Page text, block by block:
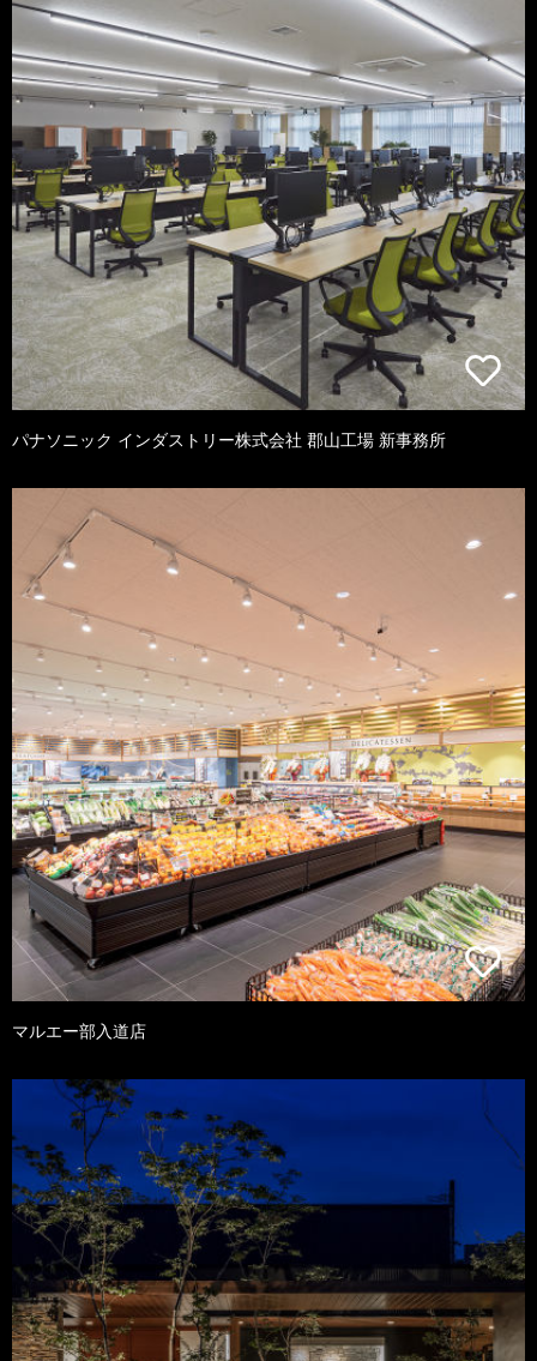
パナソニック インダストリー株式会社 郡山工場 新事務所
マルエー部入道店